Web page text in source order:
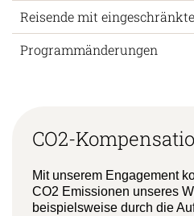
Reisende mit
Programmänderungen
CO2-
Mit unserem Engagement
CO2 Emissionen unseres
beispielsweise durch die